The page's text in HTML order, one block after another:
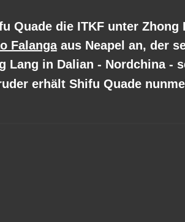
Quade die ITKF unter
Falanga aus Neapel an, der
Lang in Dalian - Nordchina -
erhält Shifu Quade